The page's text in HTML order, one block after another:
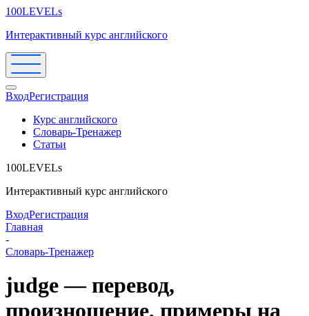
100LEVELs
Интерактивный курс английского
ВходРегистрация
Курс английского
Словарь-Тренажер
Статьи
100LEVELs
Интерактивный курс английского
ВходРегистрация
Главная
-
Словарь-Тренажер
judge — перевод,
произношение, примеры на